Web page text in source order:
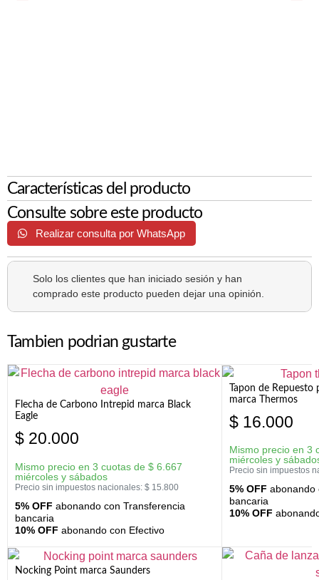
Características del producto
Consulte sobre este producto
Realizar consulta por WhatsApp
Solo los clientes que han iniciado sesión y han
comprado este producto pueden dejar una opinión.
Tambien podrian gustarte
Flecha de Carbono Intrepid marca Black
Eagle
$ 20.000
Mismo precio en 3 cuotas de $ 6.667
miércoles y sábados
Precio sin impuestos nacionales: $ 15.800
5% OFF abonando con Transferencia
bancaria
10% OFF abonando con Efectivo
Tapon de Repuesto
marca Thermos
$ 16.000
Mismo precio en 3
miércoles y
Precio sin impuestos
5% OFF abonando
bancaria
10% OFF
Nocking Point marca Saunders